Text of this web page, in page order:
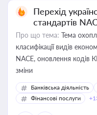
Перехід
стандартів
Про що тема: Тема
класифікації видів
NACE, оновлення кодів
зміни
Банківська діяльність
Фінансові послуги